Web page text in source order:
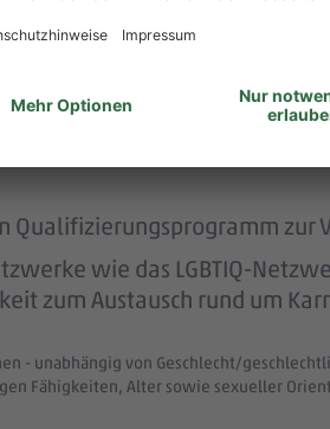
dich.
Entwicklungsgespräche
stehst.
z. B. zu Themen
Qualifizierungsprogramm
wie das LGBTIQ-
zum Austausch rund um
- unabhängig von Geschlecht/
Fähigkeiten, Alter sowie sexueller